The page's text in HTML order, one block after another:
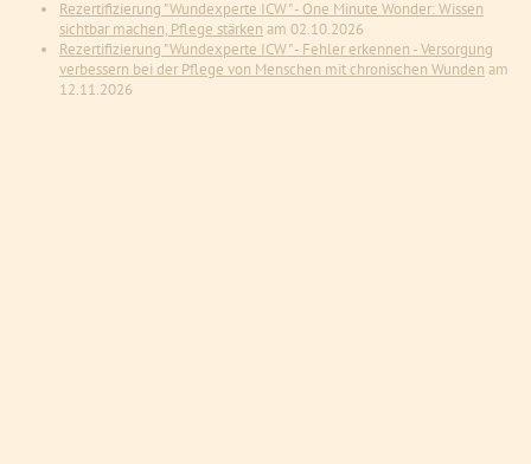
Rezertifizierung "Wundexperte ICW" - One Minute Wonder: Wissen
sichtbar machen, Pflege stärken am 02.10.2026
Rezertifizierung "Wundexperte ICW" - Fehler erkennen - Versorgung
verbessern bei der Pflege von Menschen mit chronischen Wunden am
12.11.2026